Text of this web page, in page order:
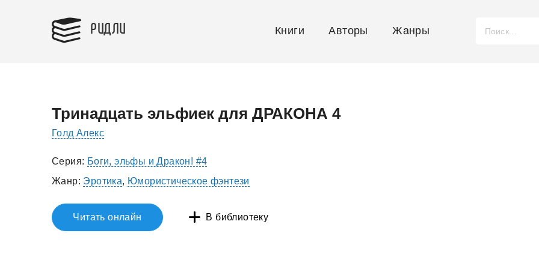
РИДЛИ Книги Авторы Жанры
Тринадцать эльфиек для ДРАКОНА 4
Голд Алекс
Серия: Боги, эльфы и Дракон! #4
Жанр: Эротика, Юмористическое фэнтези
Читать онлайн В библиотеку